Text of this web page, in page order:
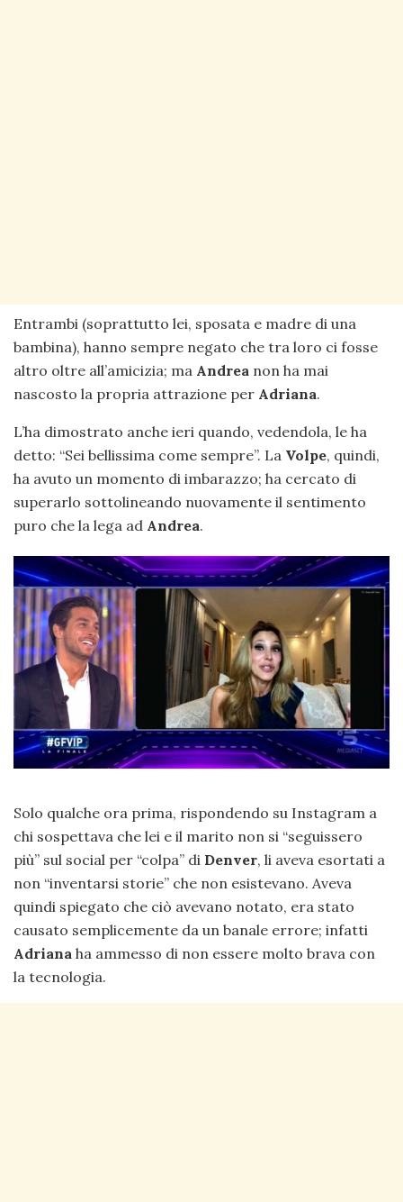
Entrambi (soprattutto lei, sposata e madre di una
bambina), hanno sempre negato che tra loro ci fosse
altro oltre all’amicizia; ma Andrea non ha mai
nascosto la propria attrazione per Adriana.
L’ha dimostrato anche ieri quando, vedendola, le ha
detto: “Sei bellissima come sempre”. La Volpe, quindi,
ha avuto un momento di imbarazzo; ha cercato di
superarlo sottolineando nuovamente il sentimento
puro che la lega ad Andrea.
Solo qualche ora prima, rispondendo su Instagram a
chi sospettava che lei e il marito non si “seguissero
più” sul social per “colpa” di Denver, li aveva esortati a
non “inventarsi storie” che non esistevano. Aveva
quindi spiegato che ciò avevano notato, era stato
causato semplicemente da un banale errore; infatti
Adriana ha ammesso di non essere molto brava con
la tecnologia.